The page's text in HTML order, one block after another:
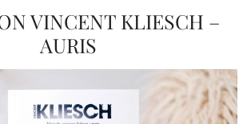
VINCENT KLIESCH –
AURIS